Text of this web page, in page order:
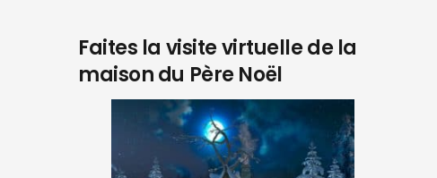
Faites la visite virtuelle de la
maison du Père Noël